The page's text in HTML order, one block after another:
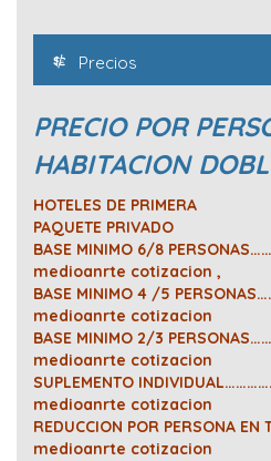
Precios
PRECIO POR
HABITACION
HOTELES DE PRIMERA
PAQUETE PRIVADO
BASE MINIMO 6/8
medioanrte cotizacion ,
BASE MINIMO 4 /5
medioanrte cotizacion
BASE MINIMO 2/3
medioanrte cotizacion
SUPLEMENTO
medioanrte cotizacion
REDUCCION POR PERSONA
medioanrte cotizacion